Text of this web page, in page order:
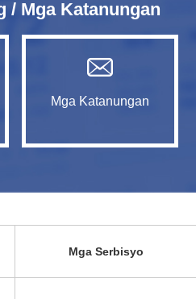
/ Mga Katanungan
Mga Katanungan
Mga Serbisyo